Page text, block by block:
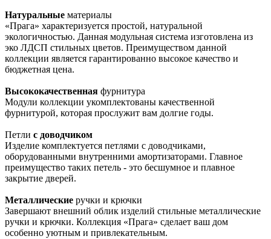
Натуральные материалы
«Прага» характеризуется простой, натуральной
экологичностью. Данная модульная система изготовлена из
эко ЛДСП стильных цветов. Преимуществом данной
коллекции является гарантированно высокое качество и
бюджетная цена.
Высококачественная фурнитура
Модули коллекции укомплектованы качественной
фурнитурой, которая прослужит вам долгие годы.
Петли с доводчиком
Изделие комплектуется петлями с доводчиками,
оборудованными внутренними амортизаторами. Главное
преимущество таких петель - это бесшумное и плавное
закрытие дверей.
Металлические ручки и крючки
Завершают внешний облик изделий стильные металлические
ручки и крючки. Коллекция «Прага» сделает ваш дом
особенно уютным и привлекательным.